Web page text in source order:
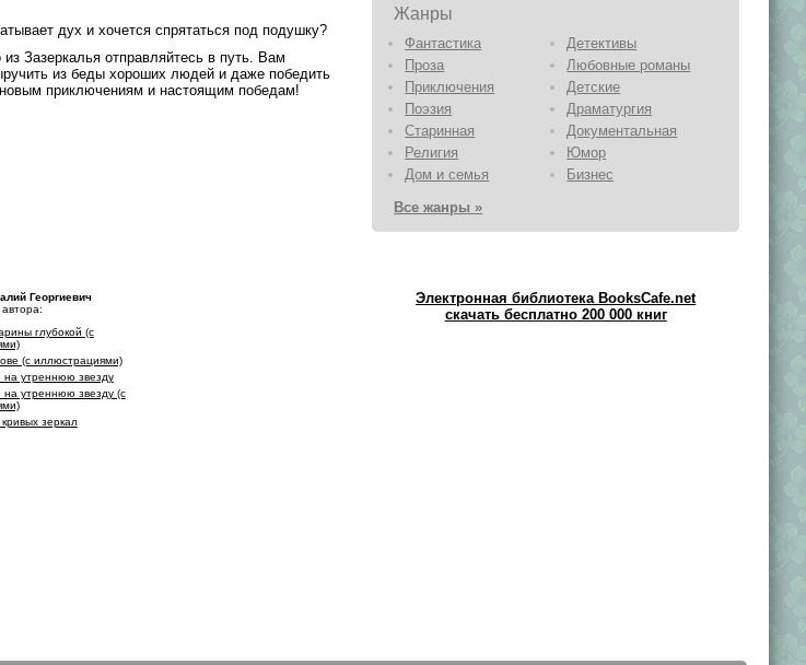
дух и хочется спрятаться под подушку?
Зазеркалья отправляйтесь в путь. Вам
из беды хороших людей и даже победить
приключениям и настоящим победам!
Георгиевич
автора:
глубокой (с
(с иллюстрациями)
на утреннюю звезду
на утреннюю звезду (с
зеркал
Жанры
Фантастика
Детективы
Проза
Любовные романы
Приключения
Детские
Поэзия
Драматургия
Старинная
Документальная
Религия
Юмор
Дом и семья
Бизнес
Все жанры »
Электронная библиотека BooksCafe.net
скачать бесплатно 200 000 книг